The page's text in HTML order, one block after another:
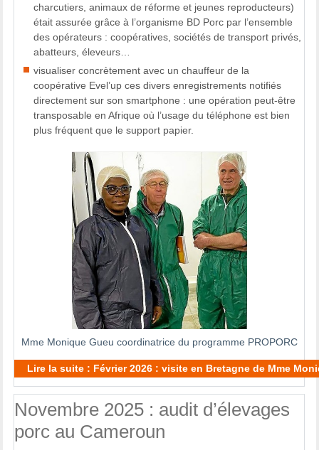
charcutiers, animaux de réforme et jeunes reproducteurs)
était assurée grâce à l’organisme BD Porc par l’ensemble
des opérateurs : coopératives, sociétés de transport privés,
abatteurs, éleveurs…
visualiser concrètement avec un chauffeur de la
coopérative Evel’up ces divers enregistrements notifiés
directement sur son smartphone : une opération peut-être
transposable en Afrique où l’usage du téléphone est bien
plus fréquent que le support papier.
Mme Monique Gueu coordinatrice du programme PROPORC
Lire la suite : Février 2026 : visite en Bretagne de Mme
Novembre 2025 : audit d’élevages
porc au Cameroun